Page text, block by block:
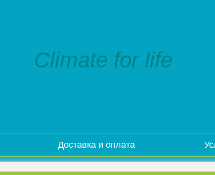
Climate for life
Доставка и оплата